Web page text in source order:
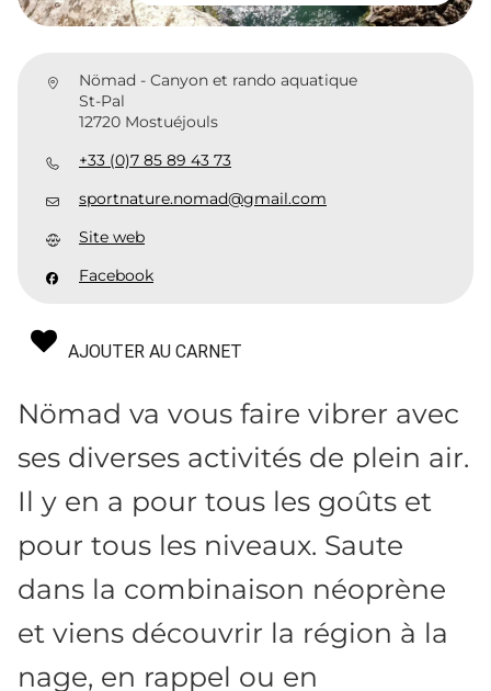
Nömad - Canyon et rando aquatique
St-Pal
12720 Mostuéjouls
+33 (0)7 85 89 43 73
sportnature.nomad@gmail.com
Site web
Facebook
AJOUTER AU CARNET
Nömad va vous faire vibrer avec
ses diverses activités de plein air.
Il y en a pour tous les goûts et
pour tous les niveaux. Saute
dans la combinaison néoprène
et viens découvrir la région à la
nage, en rappel ou en